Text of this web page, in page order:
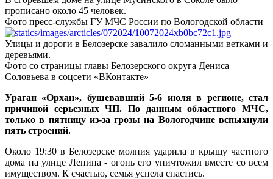
прописано около 45 человек.
Фото пресс-службы ГУ МЧС России по Вологодской области
Улицы и дороги в Белозерске завалило сломанными ветками и
деревьями.
Фото со страницы главы Белозерского округа Дениса
Соловьева в соцсети «ВКонтакте»
Ураган «Орхан», бушевавший 5-6 июля в регионе, стал
причиной серьезных ЧП. По данным областного МЧС,
только в пятницу из-за грозы на Вологодчине вспыхнули
пять строений.
Около 19:30 в Белозерске молния ударила в крышу частного
дома на улице Ленина - огонь его уничтожил вместе со всем
имуществом. К счастью, семья успела спастись.